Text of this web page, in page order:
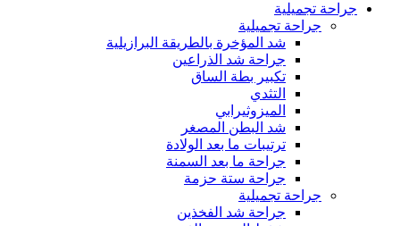
جراحة تجميلية
جراحة تجميلية
شد المؤخرة بالطريقة البرازيلية
جراحة شد الذراعين
تكبير بطة الساق
التثدي
الميزوثيرابي
شد البطن المصغر
ترتيبات ما بعد الولادة
جراحة ما بعد السمنة
جراحة ستة حزمة
جراحة تجميلية
جراحة شد الفخذين